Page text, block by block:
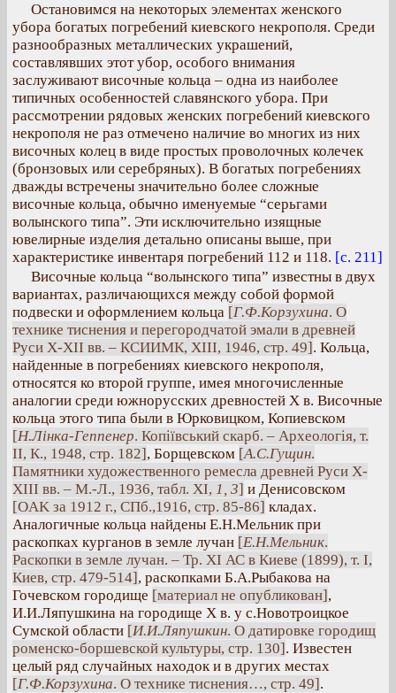
Остановимся на некоторых элементах женского
убора богатых погребений киевского некрополя. Среди
разнообразных металлических украшений,
составлявших этот убор, особого внимания
заслуживают височные кольца – одна из наиболее
типичных особенностей славянского убора. При
рассмотрении рядовых женских погребений киевского
некрополя не раз отмечено наличие во многих из них
височных колец в виде простых проволочных колечек
(бронзовых или серебряных). В богатых погребениях
дважды встречены значительно более сложные
височные кольца, обычно именуемые “серьгами
волынского типа”. Эти исключительно изящные
ювелирные изделия детально описаны выше, при
характеристике инвентаря погребений 112 и 118. [с. 211]
Височные кольца “волынского типа” известны в двух
вариантах, различающихся между собой формой
подвески и оформлением кольца [Г.Ф.Корзухина. О
технике тиснения и перегородчатой эмали в древней
Руси X-XII вв. – КСИИМК, XIII, 1946, стр. 49]. Кольца,
найденные в погребениях киевского некрополя,
относятся ко второй группе, имея многочисленные
аналогии среди южнорусских древностей Х в. Височные
кольца этого типа были в Юрковицком, Копиевском
[Н.Лінка-Геппенер. Копіївський скарб. – Археологія, т.
II, К., 1948, стр. 182], Борщевском [А.С.Гущин.
Памятники художественного ремесла древней Руси Х-
XIII вв. – М.-Л., 1936, табл. XI, 1, 3] и Денисовском
[OAK за 1912 г., СПб.,1916, стр. 85-86] кладах.
Аналогичные кольца найдены Е.Н.Мельник при
раскопках курганов в земле лучан [Е.Н.Мельник.
Раскопки в земле лучан. – Тр. XI АС в Киеве (1899), т. I,
Киев, стр. 479-514], раскопками Б.А.Рыбакова на
Гочевском городище [материал не опубликован],
И.И.Ляпушкина на городище Х в. у с.Новотроицкое
Сумской области [И.И.Ляпушкин. О датировке городищ
роменско-боршевской культуры, стр. 130]. Известен
целый ряд случайных находок и в других местах
[Г.Ф.Корзухина. О технике тиснения…, стр. 49].